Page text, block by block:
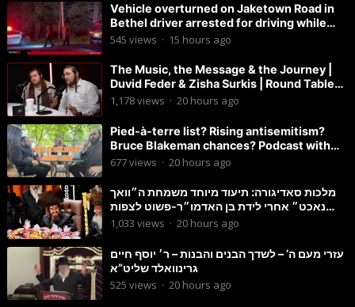
Vehicle overturned on Jaketown Road in
Bethel driver arrested for driving while
intoxicated.
545 views · 15 hours ago
The Music, the Message & the Journey |
Duvid Feder & Zisha Surkis | Round Table
#11
1,178views · 20 hours ago
Pied-à-terre list? Rising antisemitism?
Bruce Blakeman chances? Podcast with
Councilman David Carr!
677views · 20 hours ago
מלכות סאדיגורה: תיעוד מיוחד משמחת ה״וואך
נאכט״ אחרי לידת בן האדמו״ר-פשוט לצפות
ולהנות
1,033 views · 20 hours ago
עזרי מעם ה’ – לשדך הבנים והבנות – ר׳ יוסף חיים
גרינוואלד שליט”א
525 views · 20 hours ago